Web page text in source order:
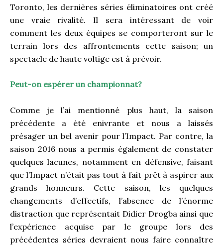
Toronto, les dernières séries éliminatoires ont créé
une vraie rivalité. Il sera intéressant de voir
comment les deux équipes se comporteront sur le
terrain lors des affrontements cette saison; un
spectacle de haute voltige est à prévoir.
Peut-on espérer un championnat?
Comme je l’ai mentionné plus haut, la saison
précédente a été enivrante et nous a laissés
présager un bel avenir pour l’Impact. Par contre, la
saison 2016 nous a permis également de constater
quelques lacunes, notamment en défensive, faisant
que l’Impact n’était pas tout à fait prêt à aspirer aux
grands honneurs. Cette saison, les quelques
changements d’effectifs, l’absence de l’énorme
distraction que représentait Didier Drogba ainsi que
l’expérience acquise par le groupe lors des
précédentes séries devraient nous faire connaître